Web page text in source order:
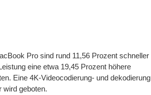
Pro sind rund 11,56 Prozent schneller
eine etwa 19,45 Prozent höhere
Eine 4K-Videocodierung- und dekodierung
wird geboten.